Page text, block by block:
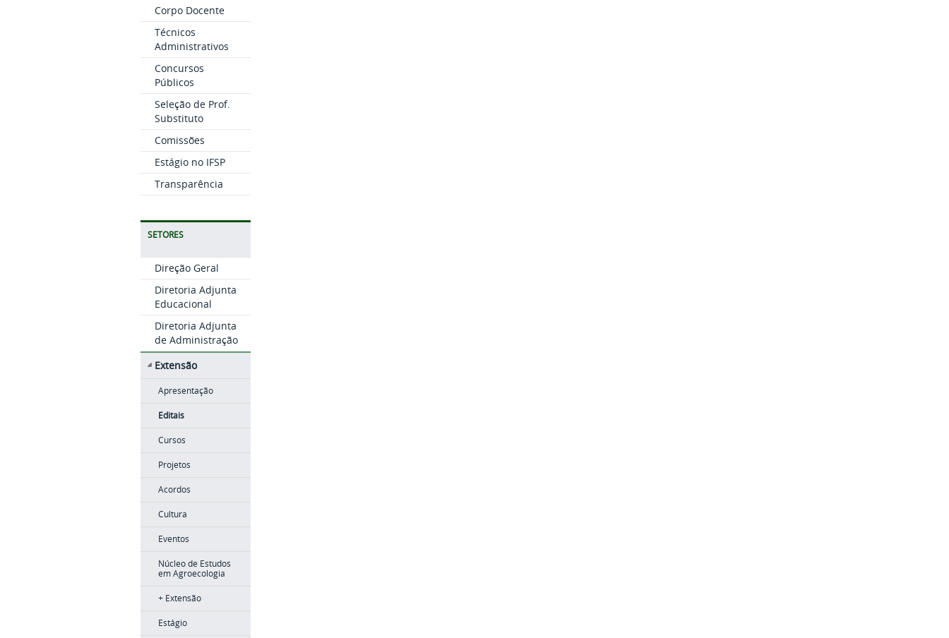
Corpo Docente
Técnicos
Administrativos
Concursos
Públicos
Seleção de Prof.
Substituto
Comissões
Estágio no IFSP
Transparência
SETORES
Direção Geral
Diretoria Adjunta
Educacional
Diretoria Adjunta
de Administração
Extensão
Apresentação
Editais
Cursos
Projetos
Acordos
Cultura
Eventos
Núcleo de Estudos
em Agroecologia
+ Extensão
Estágio